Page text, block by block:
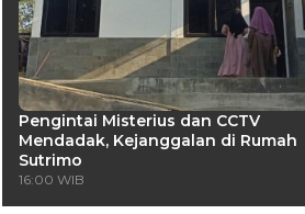
Pengintai Misterius dan CCTV
Mendadak, Kejanggalan di Rumah
Sutrimo
16:00 WIB